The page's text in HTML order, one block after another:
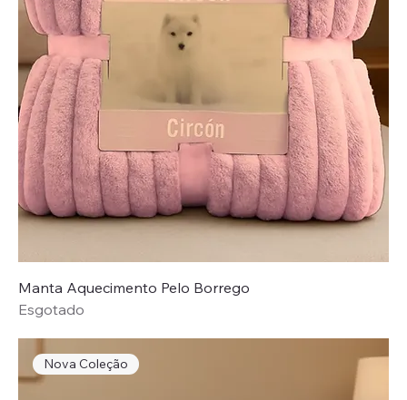
Manta Aquecimento Pelo Borrego
Esgotado
Nova Coleção